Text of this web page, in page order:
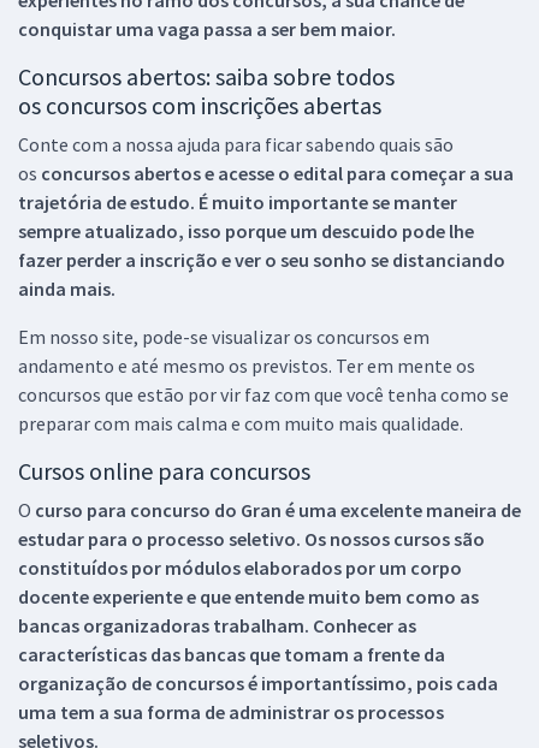
conquistar uma vaga passa a ser bem maior.
Concursos abertos: saiba sobre todos
os concursos com inscrições abertas
Conte com a nossa ajuda para ficar sabendo quais são
os concursos abertos e acesse o edital para começar a sua
trajetória de estudo. É muito importante se manter
sempre atualizado, isso porque um descuido pode lhe
fazer perder a inscrição e ver o seu sonho se distanciando
ainda mais.
Em nosso site, pode-se visualizar os concursos em
andamento e até mesmo os previstos. Ter em mente os
concursos que estão por vir faz com que você tenha como se
preparar com mais calma e com muito mais qualidade.
Cursos online para concursos
O curso para concurso do Gran é uma excelente maneira de
estudar para o processo seletivo. Os nossos cursos são
constituídos por módulos elaborados por um corpo
docente experiente e que entende muito bem como as
bancas organizadoras trabalham. Conhecer as
características das bancas que tomam a frente da
organização de concursos é importantíssimo, pois cada
uma tem a sua forma de administrar os processos
seletivos.